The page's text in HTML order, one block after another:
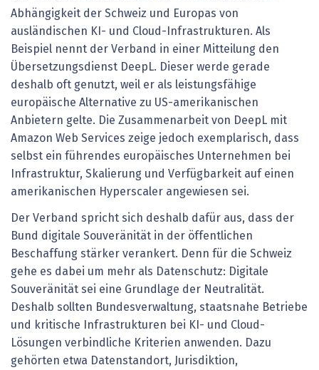
Abhängigkeit der Schweiz und Europas von
ausländischen KI- und Cloud-Infrastrukturen. Als
Beispiel nennt der Verband in einer Mitteilung den
Übersetzungsdienst DeepL. Dieser werde gerade
deshalb oft genutzt, weil er als leistungsfähige
europäische Alternative zu US-amerikanischen
Anbietern gelte. Die Zusammenarbeit von DeepL mit
Amazon Web Services zeige jedoch exemplarisch, dass
selbst ein führendes europäisches Unternehmen bei
Infrastruktur, Skalierung und Verfügbarkeit auf einen
amerikanischen Hyperscaler angewiesen sei.
Der Verband spricht sich deshalb dafür aus, dass der
Bund digitale Souveränität in der öffentlichen
Beschaffung stärker verankert. Denn für die Schweiz
gehe es dabei um mehr als Datenschutz: Digitale
Souveränität sei eine Grundlage der Neutralität.
Deshalb sollten Bundesverwaltung, staatsnahe Betriebe
und kritische Infrastrukturen bei KI- und Cloud-
Lösungen verbindliche Kriterien anwenden. Dazu
gehörten etwa Datenstandort, Jurisdiktion,